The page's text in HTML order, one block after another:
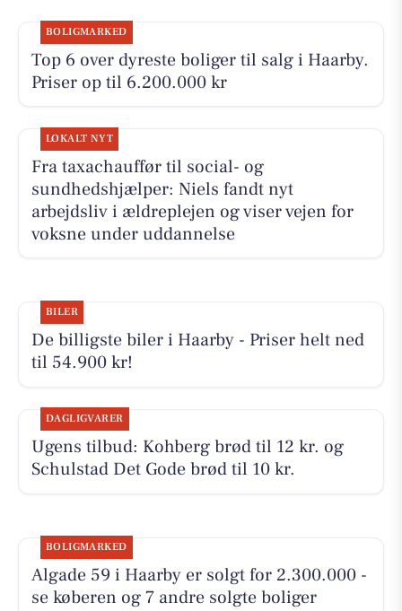
BOLIGMARKED
Top 6 over dyreste boliger til salg i Haarby.
Priser op til 6.200.000 kr
LOKALT NYT
Fra taxachauffør til social- og
sundhedshjælper: Niels fandt nyt
arbejdsliv i ældreplejen og viser vejen for
voksne under uddannelse
BILER
De billigste biler i Haarby - Priser helt ned
til 54.900 kr!
DAGLIGVARER
Ugens tilbud: Kohberg brød til 12 kr. og
Schulstad Det Gode brød til 10 kr.
BOLIGMARKED
Algade 59 i Haarby er solgt for 2.300.000 -
se køberen og 7 andre solgte boliger